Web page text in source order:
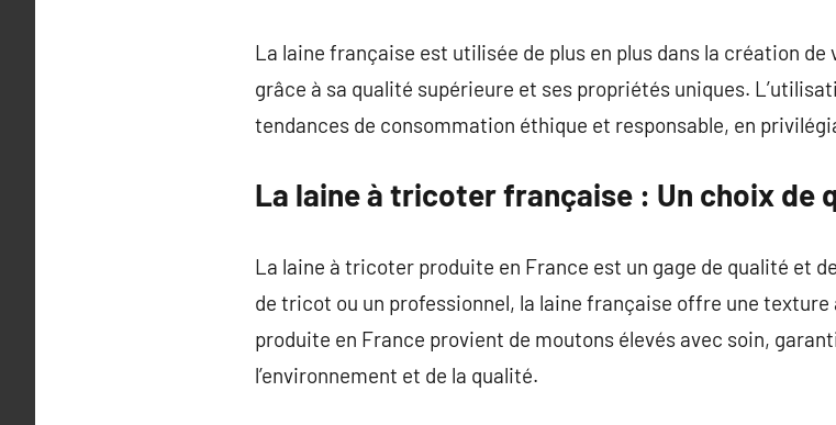
La laine française est utilisée de plus en plus dans la création
grâce à sa qualité supérieure et ses propriétés uniques.
tendances de consommation éthique et responsable, en
La laine à tricoter française : Un choix de
La laine à tricoter produite en France est un gage de qualité et
de tricot ou un professionnel, la laine française offre une
produite en France provient de moutons élevés avec soin,
l’environnement et de la qualité.